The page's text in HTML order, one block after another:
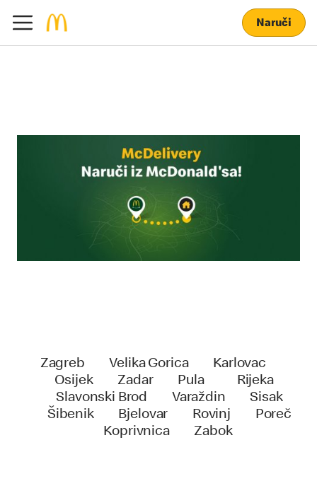
Naruči
Zagreb Velika Gorica Karlovac
Osijek Zadar Pula Rijeka
Slavonski Brod Varaždin Sisak
Šibenik Bjelovar Rovinj Poreč
Koprivnica Zabok